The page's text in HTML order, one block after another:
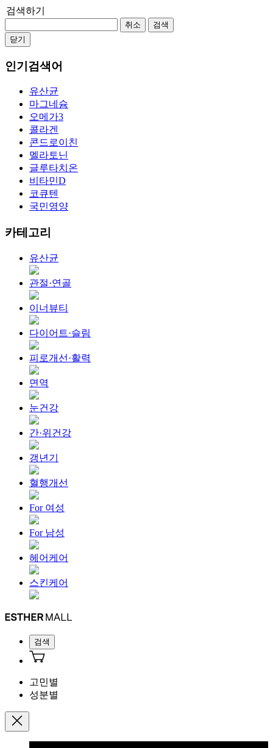
검색하기
취소
검색
닫기
인기검색어
유산균
마그네슘
오메가3
콜라겐
콘드로이친
멜라토닌
글루타치온
비타민D
코큐텐
국민영양
카테고리
유산균
관절·연골
이너뷰티
다이어트·슬림
피로개선·활력
면역
눈건강
간·위건강
갱년기
혈행개선
For 여성
For 남성
헤어케어
스킨케어
검색
고민별
성분별